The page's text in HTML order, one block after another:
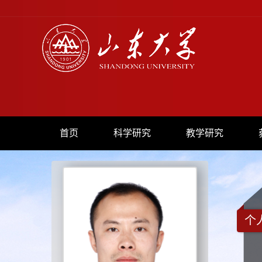
首页 科学研究 教学研究
个